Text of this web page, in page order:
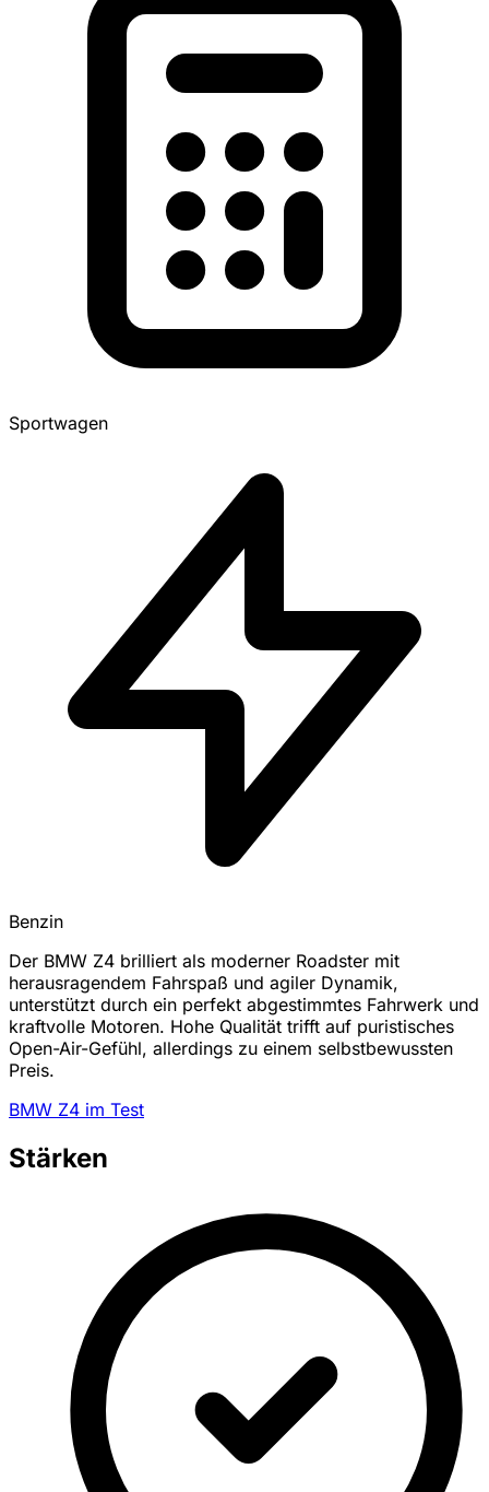
Sportwagen
Benzin
Der BMW Z4 brilliert als moderner Roadster mit
herausragendem Fahrspaß und agiler Dynamik,
unterstützt durch ein perfekt abgestimmtes Fahrwerk und
kraftvolle Motoren. Hohe Qualität trifft auf puristisches
Open-Air-Gefühl, allerdings zu einem selbstbewussten
Preis.
BMW Z4 im Test
Stärken